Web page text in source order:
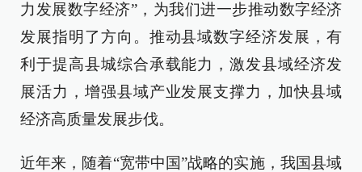
力发展数字经济”，为我们进一步推动数字经济
发展指明了方向。推动县域数字经济发展，有
利于提高县城综合承载能力，激发县域经济发
展活力，增强县域产业发展支撑力，加快县域
经济高质量发展步伐。
近年来，随着“宽带中国”战略的实施，我国县域